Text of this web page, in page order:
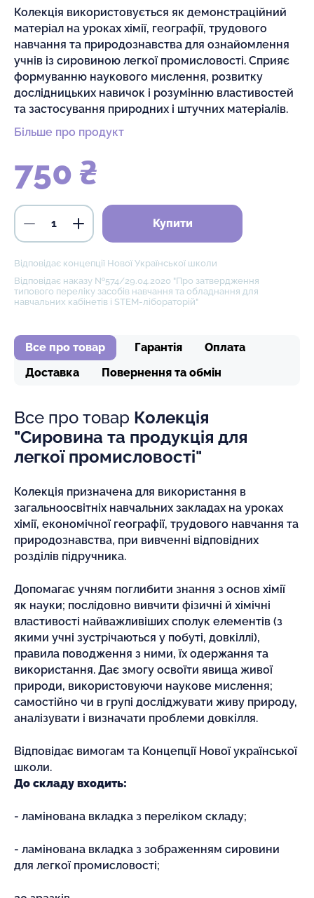
Колекція використовується як демонстраційний
матеріал на уроках хімії, географії, трудового
навчання та природознавства для ознайомлення
учнів із сировиною легкої промисловості. Сприяє
формуванню наукового мислення, розвитку
дослідницьких навичок і розумінню властивостей
та застосування природних і штучних матеріалів.
Більше про продукт
750 ₴
Купити
Відповідає концепції Нової Української школи
Відповідає наказу №574/29.04.2020 "Про затвердження
типового переліку засобів навчання та обладнання для
навчальних кабінетів і STEM-лібораторій"
Все про товар Гарантія
Оплата
Доставка
Повернення та обмін
Все про товар Колекція
"Сировина та продукція для
легкої промисловості"
Колекція призначена для використання в
загальноосвітніх навчальних закладах на уроках
хімії, економічної географії, трудового навчання та
природознавства, при вивченні відповідних
розділів підручника.
Допомагає учням поглибити знання з основ хімії
як науки; послідовно вивчити фізичні й хімічні
властивості найважливіших сполук елементів (з
якими учні зустрічаються у побуті, довкіллі),
правила поводження з ними, їх одержання та
використання. Дає змогу освоїти явища живої
природи, використовуючи наукове мислення;
самостійно чи в групі досліджувати живу природу,
аналізувати і визначати проблеми довкілля.
Відповідає вимогам та Концепції Нової української
школи.
До складу входить:
- ламінована вкладка з переліком складу;
- ламінована вкладка з зображенням сировини
для легкої промисловості;